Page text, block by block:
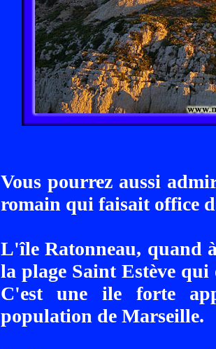
Vous pourrez aussi
romain qui faisait office
L'île Ratonneau, quand
la plage Saint Estève qui
C'est une ile forte
population de Marseille.